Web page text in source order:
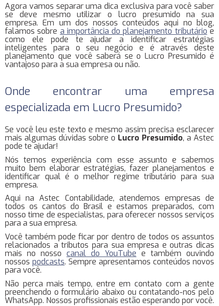
Agora vamos separar uma dica exclusiva para você saber
se deve mesmo utilizar o lucro presumido na sua
empresa. Em um dos nossos conteúdos aqui no blog,
falamos sobre a importância do planejamento tributárioe
como ele pode te ajudar a identificar estratégias
inteligentes para o seu negócio e é através deste
planejamento que você saberá se o Lucro Presumido é
vantajoso para a sua empresa ou não.
Onde encontrar uma empresa
especializada em Lucro Presumido?
Se você leu este texto e mesmo assim precisa esclarecer
mais algumas dúvidas sobre o Lucro Presumido, a Astec
pode te ajudar!
Nós temos experiência com esse assunto e sabemos
muito bem elaborar estratégias, fazer planejamentos e
identificar qual é o melhor regime tributário para sua
empresa.
Aqui na Astec Contabilidade, atendemos empresas de
todos os cantos do Brasil e estamos preparados, com
nosso time de especialistas, para oferecer nossos serviços
para a sua empresa.
Você também pode ficar por dentro de todos os assuntos
relacionados a tributos para sua empresa e outras dicas
mais no nosso canal do YouTube e também ouvindo
nossos podcasts. Sempre apresentamos conteúdos novos
para você.
Não perca mais tempo, entre em contato com a gente
preenchendo o formulário abaixo ou contatando-nos pelo
WhatsApp. Nossos profissionais estão esperando por você.